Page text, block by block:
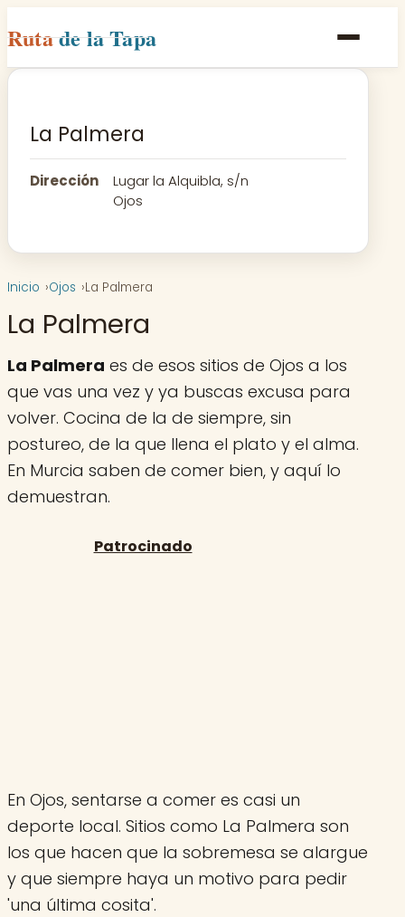
Rutade la Tapa
Inicio
Rutas
La Palmera
Dirección
Lugar la Alquibla, s/n
Ojos
Inicio Ojos La Palmera
La Palmera
La Palmera es de esos sitios de Ojos a los
que vas una vez y ya buscas excusa para
volver. Cocina de la de siempre, sin
postureo, de la que llena el plato y el alma.
En Murcia saben de comer bien, y aquí lo
demuestran.
En Ojos, sentarse a comer es casi un
deporte local. Sitios como La Palmera son
los que hacen que la sobremesa se alargue
y que siempre haya un motivo para pedir
'una última cosita'.